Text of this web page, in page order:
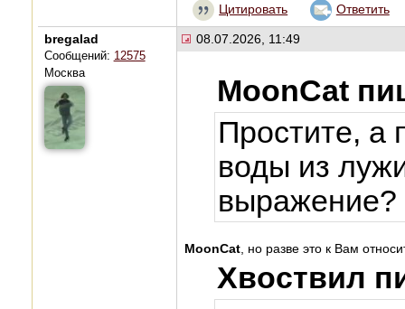
Цитировать Ответить
bregalad
Сообщений: 12575
Москва
08.07.2026, 11:49
MoonCat
Простите, а
воды из
выражение?
MoonCat, но разве это к Вам
Хвоствил